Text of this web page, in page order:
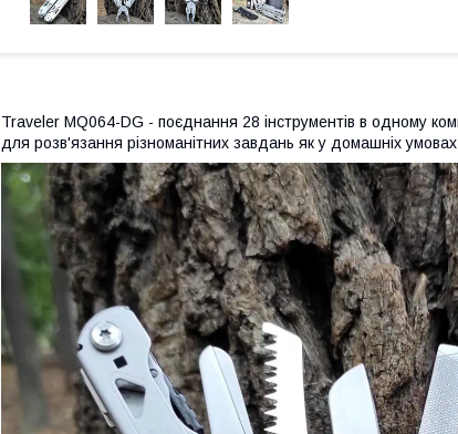
Traveler MQ064-DG - поєднання 28 інструментів в одному
для розв'язання різноманітних завдань як у домашніх